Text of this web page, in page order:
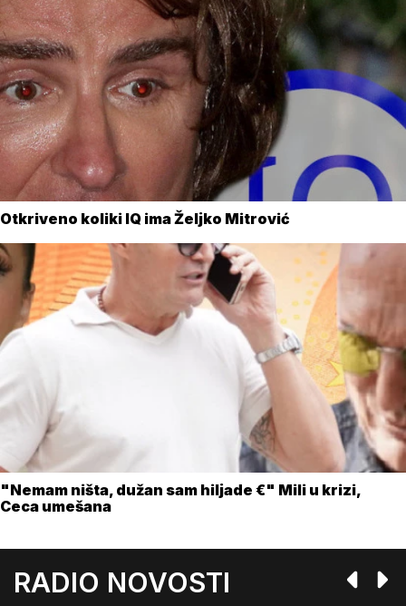
Otkriveno koliki IQ ima Željko Mitrović
"Nemam ništa, dužan sam hiljade €" Mili u krizi,
Ceca umešana
RADIO NOVOSTI